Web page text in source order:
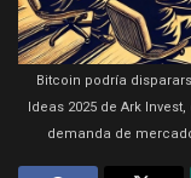
Bitcoin podría
Ideas 2025 de Ark
demanda de